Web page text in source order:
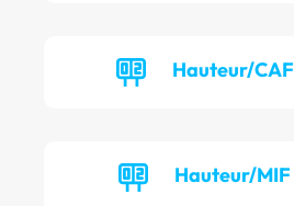
Hauteur/CAF
Hauteur/MIF